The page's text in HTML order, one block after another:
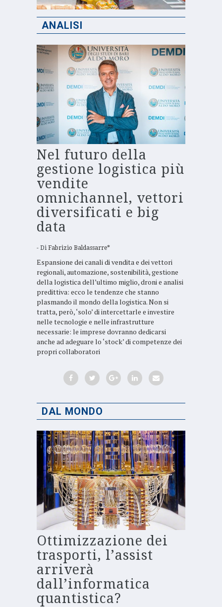
ANALISI
Nel futuro della
gestione logistica più
vendite
omnichannel, vettori
diversificati e big
data
Di Fabrizio Baldassarre*
Espansione dei canali di vendita e dei vettori
regionali, automazione, sostenibilità, gestione
della logistica dell’ultimo miglio, droni e analisi
predittiva: ecco le tendenze che stanno
plasmando il mondo della logistica. Non si
tratta, però, ‘solo’ di intercettarle e investire
nelle tecnologie e nelle infrastrutture
necessarie: le imprese dovranno dedicarsi
anche ad adeguare lo ‘stock’ di competenze dei
propri collaboratori
DAL MONDO
Ottimizzazione dei
trasporti, l’assist
arriverà
dall’informatica
quantistica?